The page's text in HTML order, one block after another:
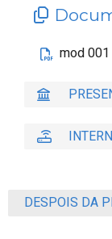
mod
DESPOIS DA